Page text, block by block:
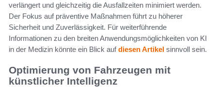
verlängert und gleichzeitig die Ausfallzeiten minimiert werden.
Der Fokus auf präventive Maßnahmen führt zu höherer
Sicherheit und Zuverlässigkeit. Für weiterführende
Informationen zu den breiten Anwendungsmöglichkeiten von KI
in der Medizin könnte ein Blick aufdiesen Artikel sinnvoll sein.
Optimierung von Fahrzeugen mit
künstlicher Intelligenz